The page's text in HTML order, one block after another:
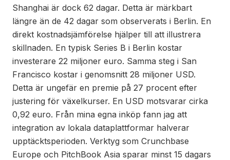
Shanghai är dock 62 dagar. Detta är märkbart
längre än de 42 dagar som observerats i Berlin. En
direkt kostnadsjämförelse hjälper till att illustrera
skillnaden. En typisk Series B i Berlin kostar
investerare 22 miljoner euro. Samma steg i San
Francisco kostar i genomsnitt 28 miljoner USD.
Detta är ungefär en premie på 27 procent efter
justering för växelkurser. En USD motsvarar cirka
0,92 euro. Från mina egna inköp fann jag att
integration av lokala dataplattformar halverar
upptäcktsperioden. Verktyg som Crunchbase
Europe och PitchBook Asia sparar minst 15 dagars